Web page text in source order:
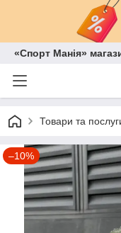
«Спорт Манія»
Товари та
–10%